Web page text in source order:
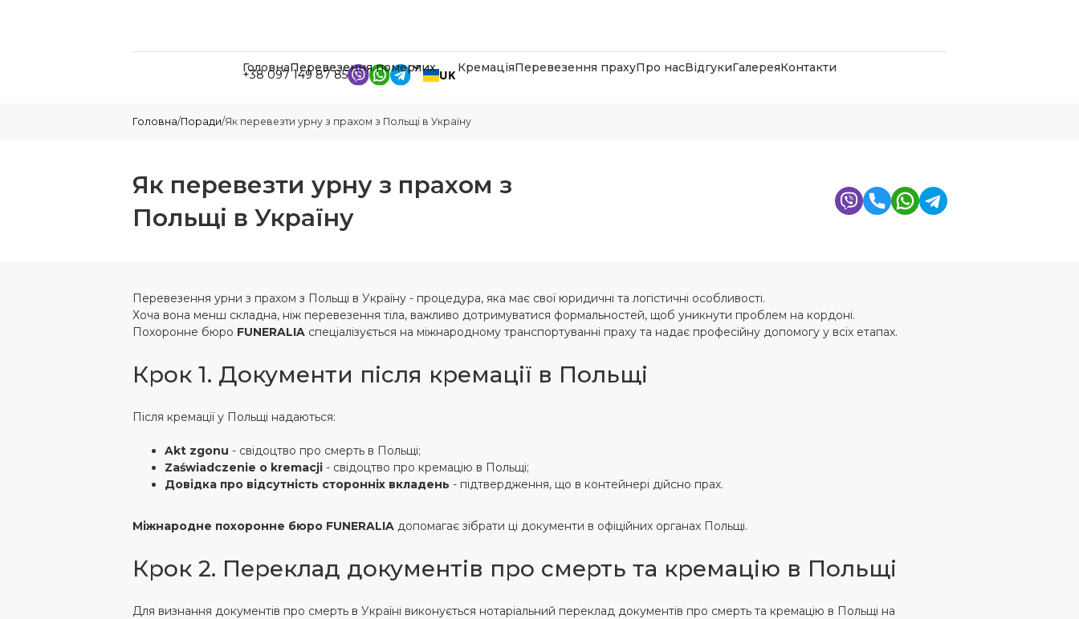
+38 097 149 87 85 UK
ГоловнаПеревезення померлих КремаціяПеревезення прахуПро насВідгукиГалереяКонтакти
Головна/Поради/Як перевезти урну з прахом з Польщі в Україну
Як перевезти урну з прахом з
Польщі в Україну
Перевезення урни з прахом з Польщі в Україну - процедура, яка має свої юридичні та логістичні особливості.
Хоча вона менш складна, ніж перевезення тіла, важливо дотримуватися формальностей, щоб уникнути проблем на кордоні.
Похоронне бюро FUNERALIAспеціалізується на міжнародному транспортуванні праху та надає професійну допомогу у всіх етапах.
Крок 1. Документи після кремації в Польщі
Після кремації у Польщі надаються:
Akt zgonu - свідоцтво про смерть в Польщі;
Zaświadczenie o kremacji- свідоцтво про кремацію в Польщі;
Довідка про відсутність сторонніх вкладень - підтвердження, що в контейнері дійсно прах.
Міжнародне похоронне бюро FUNERALIAдопомагає зібрати ці документи в офіційних органах Польщі.
Крок 2. Переклад документів про смерть та кремацію в Польщі
Для визнання документів про смерть в Україні виконується нотаріальний переклад документів про смерть та кремацію в Польщі на